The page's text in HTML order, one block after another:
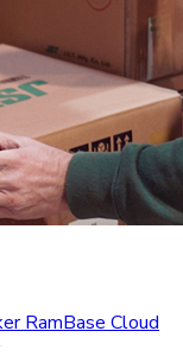
RamBase Cloud